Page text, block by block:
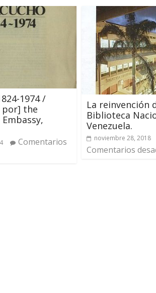
1974 /
por] the
Comentarios
La reinvención
Biblioteca
Venezuela.
noviembre 28, 2018
Comentarios